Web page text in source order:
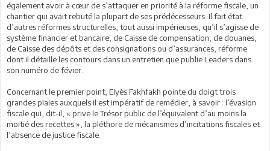
également avoir à cœur de s’attaquer en priorité à la réforme fiscale, un
chantier qui avait rebuté la plupart de ses prédécesseurs. Il fait état
d’autres réformes structurelles, tout aussi impérieuses, qu’il s’agisse de
système financier et bancaire, de Caisse de compensation, de douanes,
de Caisse des dépôts et des consignations ou d’assurances, réforme
dont il détaille les contours dans un entretien que publie Leaders dans
son numéro de févier.
Concernant le premier point, Elyès Fakhfakh pointe du doigt trois
grandes plaies auxquels il est impératif de remédier, à savoir : l’évasion
fiscale qui, dit-il, « prive le Trésor public de l’équivalent d’au moins la
moitié des recettes », la pléthore de mécanismes d’incitations fiscales et
l’absence de justice fiscale.